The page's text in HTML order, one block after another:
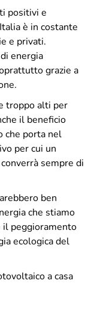
positivi e
è in costante
e privati.
energia
grazie a
troppo alti per
il beneficio
che porta nel
per cui un
sempre di
ben
che stiamo
il peggioramento
ecologica del
a casa